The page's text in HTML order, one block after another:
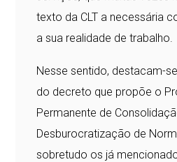
texto da CLT a necessária
a sua realidade de trabalho.
Nesse sentido, destacam-
do decreto que propõe o
Permanente de
Desburocratização de
sobretudo os já